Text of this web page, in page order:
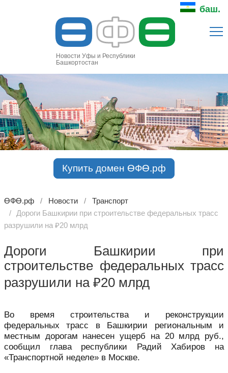
баш.
ӨФӨ
Новости Уфы и Республики
Башкортостан
Купить домен ӨФӨ.рф
ӨФӨ.рф Новости
Транспорт
Дороги Башкирии при строительстве федеральных трасс
разрушили на ₽20 млрд
Дороги Башкирии при
строительстве федеральных трасс
разрушили на ₽20 млрд
Во время строительства и реконструкции
федеральных трасс в Башкирии региональным и
местным дорогам нанесен ущерб на 20 млрд руб.,
сообщил глава республики Радий Хабиров на
«Транспортной неделе» в Москве.